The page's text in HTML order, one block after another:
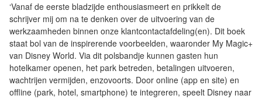
‘Vanaf de eerste bladzijde enthousiasmeert en prikkelt de
schrijver mij om na te denken over de uitvoering van de
werkzaamheden binnen onze klantcontactafdeling(en). Dit boek
staat bol van de inspirerende voorbeelden, waaronder My Magic+
van Disney World. Via dit polsbandje kunnen gasten hun
hotelkamer openen, het park betreden, betalingen uitvoeren,
wachtrijen vermijden, enzovoorts. Door online (app en site) en
offline (park, hotel, smartphone) te integreren, speelt Disney naar